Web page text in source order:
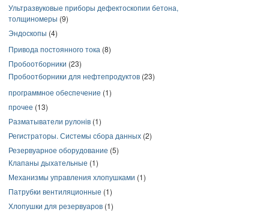
Ультразвуковые приборы дефектоскопии бетона,
толщиномеры (9)
Эндоскопы (4)
Привода постоянного тока (8)
Пробоотборники (23)
Пробоотборники для нефтепродуктов (23)
программное обеспечение (1)
прочее (13)
Разматыватели рулонів (1)
Регистраторы. Системы сбора данных (2)
Резервуарное оборудование (5)
Клапаны дыхательные (1)
Механизмы управления хлопушками (1)
Патрубки вентиляционные (1)
Хлопушки для резервуаров (1)